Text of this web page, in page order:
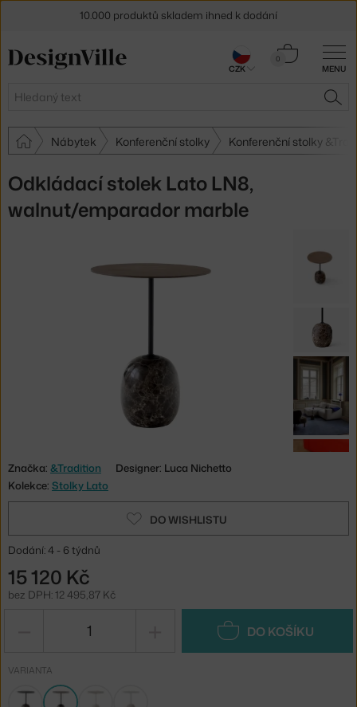
MENU
Hledat
0
Košík
Nábytek Konferenční stolky Konferenční stolky
Odkládací stolek Lato LN8,
walnut/emparador marble
Značka: &Tradition
Designer: Luca Nichetto
Kolekce: Stolky Lato
DO WISHLISTU
Dodání: 4 - 6 týdnů
15 120 Kč
bez DPH: 12 495,87 Kč
DO KOŠÍKU
VARIANTA
10.000 produktů skladem ihned k dodání
Sleva 5 % pro odběratele
CZK